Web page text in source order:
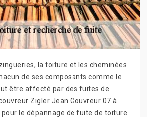
la toiture et les cheminées
de ses composants comme le
être affecté par des fuites de
Zigler Jean Couvreur 07 à
le dépannage de fuite de toiture